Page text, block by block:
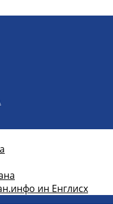
ин Енглисх